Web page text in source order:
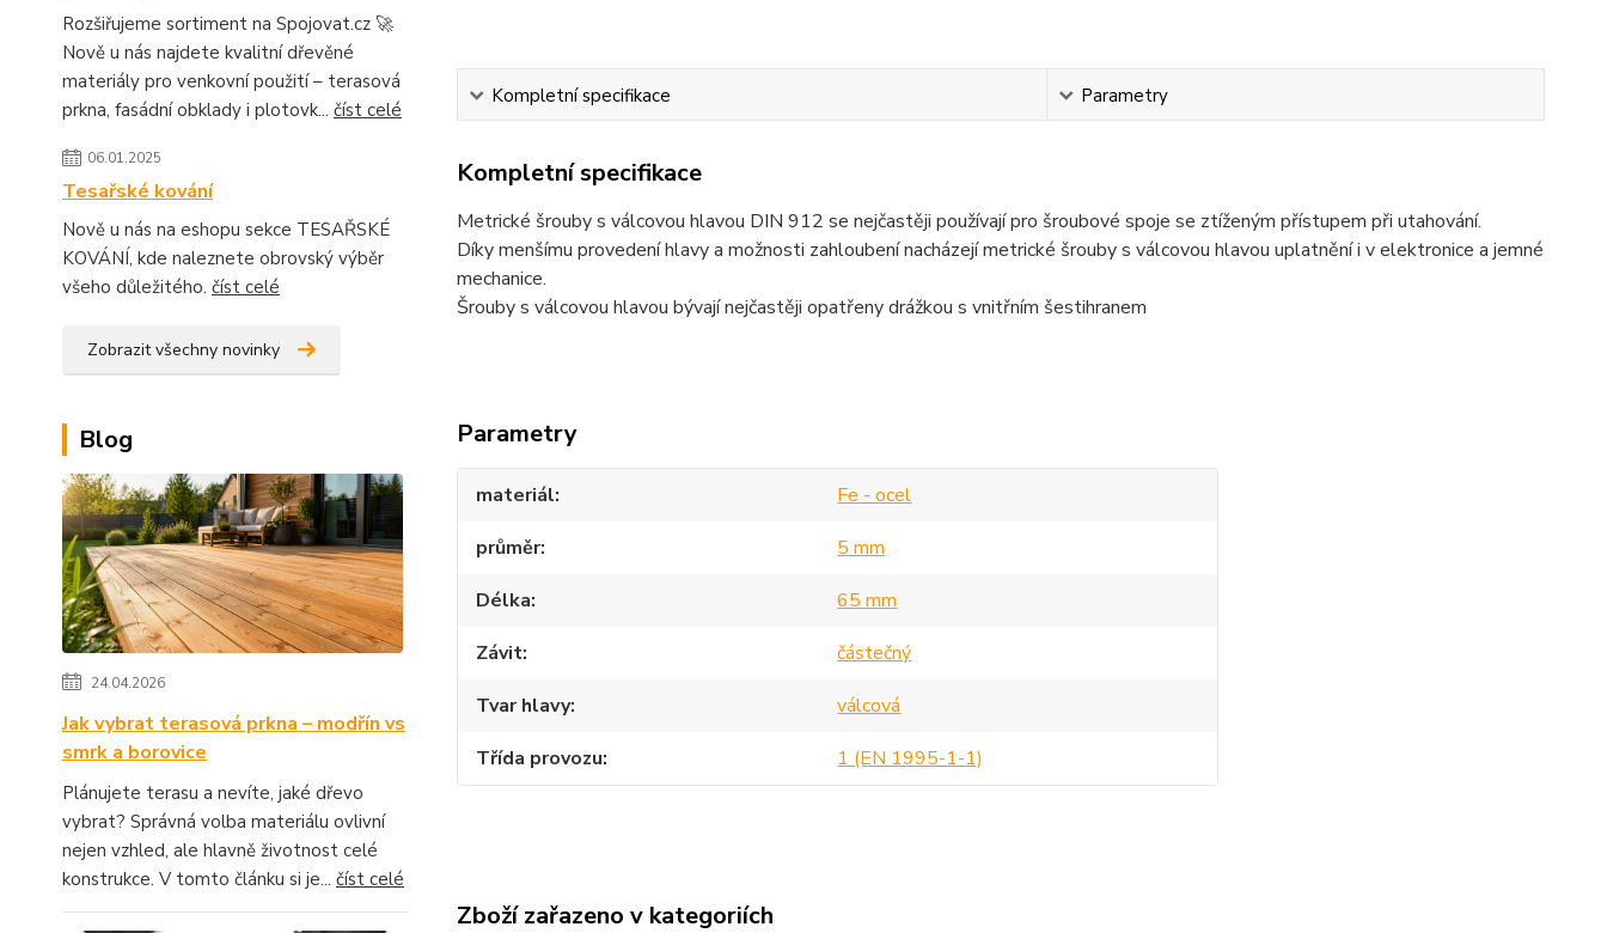
Rozšiřujeme sortiment na Spojovat.cz 🚀
Nově u nás najdete kvalitní dřevěné
materiály pro venkovní použití – terasová
prkna, fasádní obklady i plotovk... číst celé
06.01.2025
Tesařské kování
Nově u nás na eshopu sekce TESAŘSKÉ
KOVÁNÍ, kde naleznete obrovský výběr
všeho důležitého. číst celé
Zobrazit všechny novinky
Blog
24.04.2026
Jak vybrat terasová prkna – modřín vs
smrk a borovice
Plánujete terasu a nevíte, jaké dřevo
vybrat? Správná volba materiálu ovlivní
nejen vzhled, ale hlavně životnost celé
konstrukce. V tomto článku si je... číst celé
Kompletní specifikace Parametry
Kompletní specifikace
Metrické šrouby s válcovou hlavou DIN 912 se nejčastěji používají pro šroubové spoje se ztíženým přístupem při utahování.
Díky menšímu provedení hlavy a možnosti zahloubení nacházejí metrické šrouby s válcovou hlavou uplatnění i v elektronice a jemné
mechanice.
Šrouby s válcovou hlavou bývají nejčastěji opatřeny drážkou s vnitřním šestihranem
Parametry
materiál
Fe - ocel
průměr
5 mm
Délka
65 mm
Závit
částečný
Tvar hlavy
válcová
Třída provozu
1 (EN 1995-1-1)
Zboží zařazeno v kategoriích